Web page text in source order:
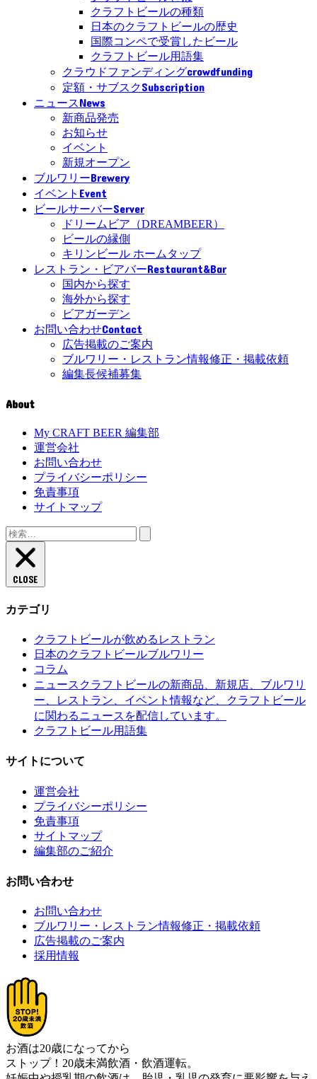
クラフトビールの種類
日本のクラフトビールの歴史
国際コンペで受賞したビール
クラフトビール用語集
クラウドファンディングcrowdfunding
定額・サブスクSubscription
ニュースNews
新商品発売
お知らせ
イベント
新規オープン
ブルワリーBrewery
イベント Event
ビールサーバーServer
ドリームビア（DREAMBEER）
ビールの縁側
キリンビール ホームタップ
レストラン・ビアバーRestaurant&Bar
国内から探す
海外から探す
ビアガーデン
お問い合わせContact
広告掲載のご案内
ブルワリー・レストラン情報修正・掲載依頼
編集長候補募集
About
My CRAFT BEER 編集部
運営会社
お問い合わせ
プライバシーポリシー
免責事項
サイトマップ
検
索:
CLOSE
カテゴリ
クラフトビールが飲めるレストラン
日本のクラフトビールブルワリー
コラム
ニュース クラフトビールの新商品、新規店、ブルワリ
ー、レストラン、イベント情報など、クラフトビール
に関わるニュースを配信しています。
クラフトビール用語集
サイトについて
運営会社
プライバシーポリシー
免責事項
サイトマップ
編集部のご紹介
お問い合わせ
お問い合わせ
ブルワリー・レストラン情報修正・掲載依頼
広告掲載のご案内
採用情報
お酒は20歳になってから
ストップ！20歳未満飲酒・飲酒運転。